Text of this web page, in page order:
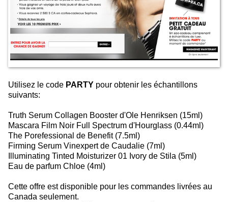
Utilisez le code PARTY pour obtenir les échantillons
suivants:
Truth Serum Collagen Booster d'Ole Henriksen (15ml)
Mascara Film Noir Full Spectrum d'Hourglass (0.44ml)
The Porefessional de Benefit (7.5ml)
Firming Serum Vinexpert de Caudalie (7ml)
Illuminating Tinted Moisturizer 01 Ivory de Stila (5ml)
Eau de parfum Chloe (4ml)
Cette offre est disponible pour les commandes livrées au
Canada seulement.